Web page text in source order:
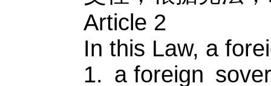
Article 2
In this Law, a
1. a foreign